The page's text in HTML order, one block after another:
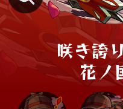
咲き誇
花ノ